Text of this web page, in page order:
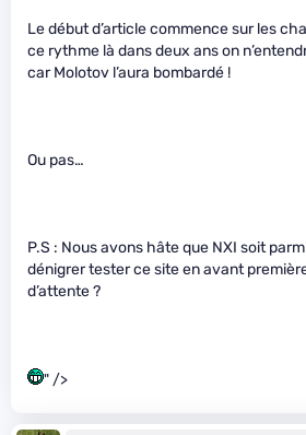
Le début d’article commence sur les
ce rythme là dans deux ans on
car Molotov l’aura bombardé !
Ou pas…
P.S : Nous avons hâte que NXI soit
dénigrer tester ce site en avant
d’attente ?
" />